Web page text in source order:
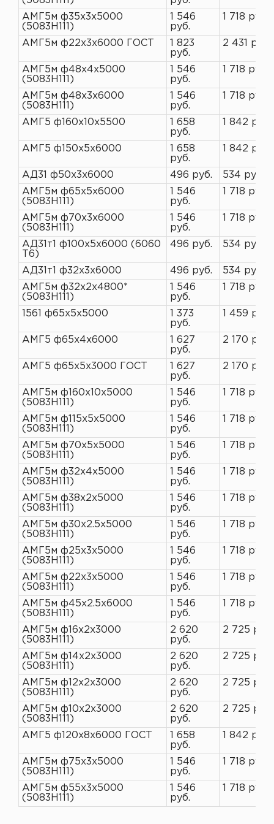
АМГ5м ф35х3х5000
(5083H111)
1 546
руб.
1 718 руб.
АМГ5м ф22х3х6000 ГОСТ
1 823
руб.
2 431 руб.
АМГ5м ф48х4х5000
(5083H111)
1 546
руб.
1 718 руб.
АМГ5м ф48х3х6000
(5083H111)
1 546
руб.
1 718 руб.
АМГ5 ф160х10х5500
1 658
руб.
1 842 руб.
АМГ5 ф150х5х6000
1 658
руб.
1 842 руб.
АД31 ф50х3х6000 496 руб.
534 руб.
АМГ5м ф65х5х6000
(5083H111)
1 546
руб.
1 718 руб.
АМГ5м ф70х3х6000
(5083H111)
1 546
руб.
1 718 руб.
АД31т1 ф100х5х6000 (6060
Т6)
496 руб. 534 руб.
АД31т1 ф32х3х6000 496 руб.
534 руб.
АМГ5м ф32х2х4800*
(5083H111)
1 546
руб.
1 718 руб.
1561 ф65х5х5000
1 373
руб.
1 459 руб.
АМГ5 ф65х4х6000
1 627
руб.
2 170 руб.
АМГ5 ф65х5х3000 ГОСТ
1 627
руб.
2 170 руб.
АМГ5м ф160х10х5000
(5083H111)
1 546
руб.
1 718 руб.
АМГ5м ф115х5х5000
(5083H111)
1 546
руб.
1 718 руб.
АМГ5м ф70х5х5000
(5083H111)
1 546
руб.
1 718 руб.
АМГ5м ф32х4х5000
(5083H111)
1 546
руб.
1 718 руб.
АМГ5м ф38х2х5000
(5083H111)
1 546
руб.
1 718 руб.
АМГ5м ф30х2.5х5000
(5083H111)
1 546
руб.
1 718 руб.
АМГ5м ф25х3х5000
(5083H111)
1 546
руб.
1 718 руб.
АМГ5м ф22х3х5000
(5083H111)
1 546
руб.
1 718 руб.
АМГ5м ф45х2.5х6000
(5083H111)
1 546
руб.
1 718 руб.
АМГ5м ф16х2х3000
(5083H111)
2 620
руб.
2 725 руб.
АМГ5м ф14х2х3000
(5083H111)
2 620
руб.
2 725 руб.
АМГ5м ф12х2х3000
(5083H111)
2 620
руб.
2 725 руб.
АМГ5м ф10х2х3000
(5083H111)
2 620
руб.
2 725 руб.
АМГ5 ф120х8х6000 ГОСТ
1 658
руб.
1 842 руб.
АМГ5м ф75х3х5000
(5083H111)
1 546
руб.
1 718 руб.
АМГ5м ф55х3х5000
(5083H111)
1 546
руб.
1 718 руб.